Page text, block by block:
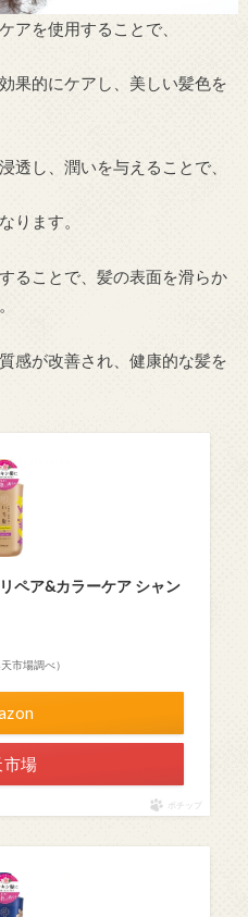
アを使用することで、
果的にケアし、美しい髪色を
透し、潤いを与えることで、
ります。
ることで、髪の表面を滑らか
感が改善され、健康的な髪を
ペア&カラーケア シャン
市場調べ）
市場
ポチップ